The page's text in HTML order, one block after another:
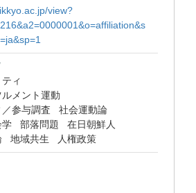
view?
ィ
メント運動
参与調査
社会運動論
学
部落問題
在日朝鮮人
地域共生 人権政策